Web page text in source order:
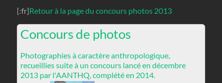
[:fr]Retour à la page du concours photos 2013
Concours de photos
Photographies à caractère anthropologique,
recueillies suite à un concours lancé en décembre
2013 par l'AANTHQ, complété en 2014.